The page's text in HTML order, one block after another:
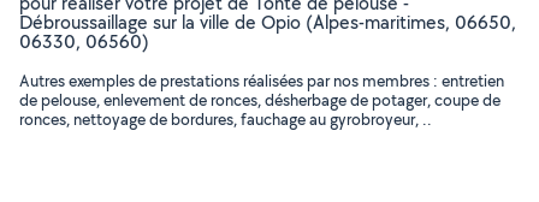
Débroussaillage sur la ville de Opio (Alpes-maritimes, 06650,
06330, 06560)
Autres exemples de prestations réalisées par nos membres : entretien
de pelouse, enlevement de ronces, désherbage de potager, coupe de
ronces, nettoyage de bordures, fauchage au gyrobroyeur, ..